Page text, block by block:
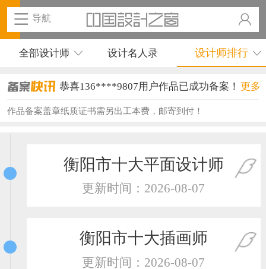
导航
全部设计师 设计名人录 设计师排行
恭喜136****9807用户作品已成功备案！
恭喜159****4930用户作品已成功备案！
恭喜131****2473用户作品已成功备案！
恭喜159****4201用户作品已成功备案！
恭喜131****1475用户作品已成功备案！
恭喜133****8874用户作品已成功备案！
更多
作品备案盖章纸质证书需另出工本费，邮寄到付！
衡阳市十大平面设计师
更新时间：2026-08-07
衡阳市十大插画师
更新时间：2026-08-07